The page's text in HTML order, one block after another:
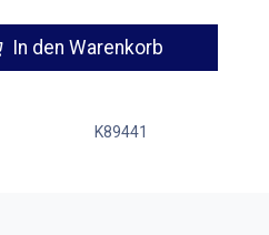
In den Warenkorb
K89441